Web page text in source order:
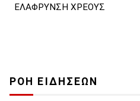
ΕΛΑΦΡΥΝΣΗ ΧΡΕΟΥΣ
ΡΟΗ ΕΙΔΗΣΕΩΝ